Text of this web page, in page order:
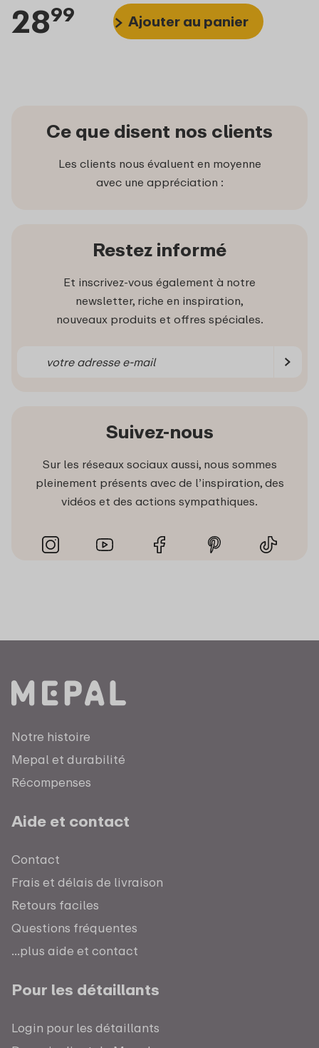
2899 Ajouter au panier
Ce que disent nos clients
Les clients nous évaluent en moyenne
avec une appréciation :
Restez informé
Et inscrivez-vous également à notre
newsletter, riche en inspiration,
nouveaux produits et offres spéciales.
Suivez-nous
Sur les réseaux sociaux aussi, nous sommes
pleinement présents avec de l’inspiration, des
vidéos et des actions sympathiques.
Notre histoire
Mepal et durabilité
Récompenses
Aide et contact
Contact
Frais et délais de livraison
Retours faciles
Questions fréquentes
...plus aide et contact
Pour les détaillants
Login pour les détaillants